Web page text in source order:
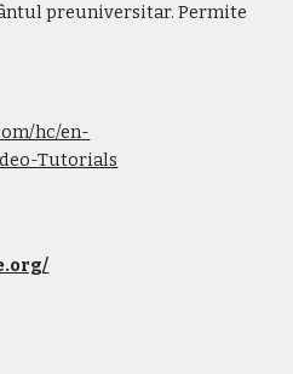
preuniversitar. Permite
hc/en-
Tutorials